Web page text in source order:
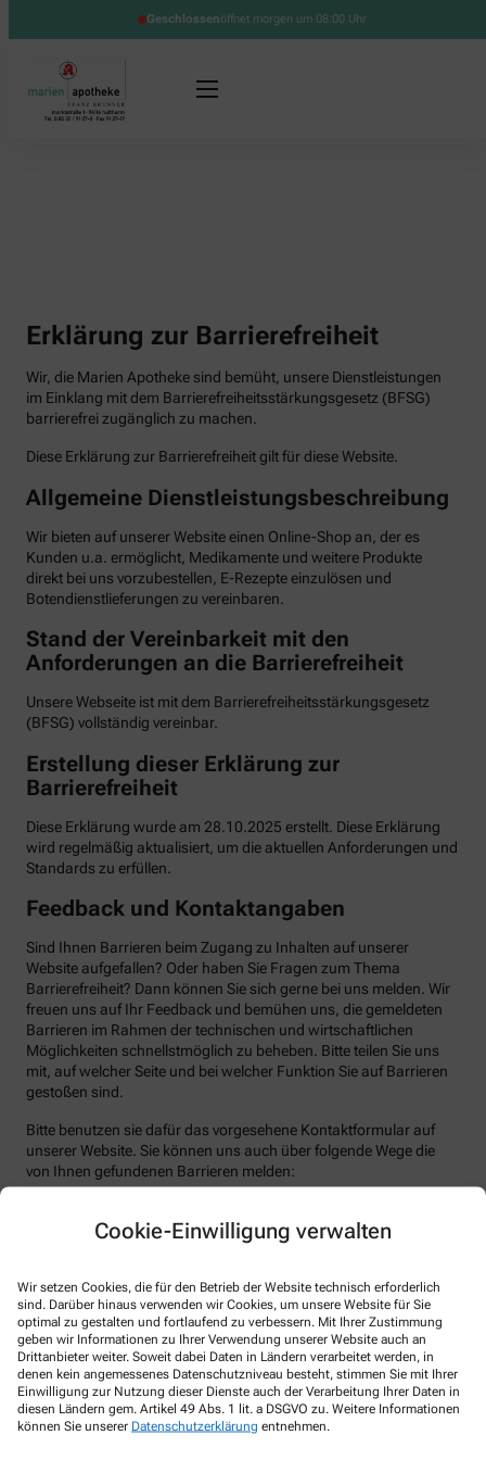
Cookie-Einwilligung verwalten
Wir setzen Cookies, die für den Betrieb der Website technisch erforderlich
sind. Darüber hinaus verwenden wir Cookies, um unsere Website für Sie
optimal zu gestalten und fortlaufend zu verbessern. Mit Ihrer Zustimmung
geben wir Informationen zu Ihrer Verwendung unserer Website auch an
Drittanbieter weiter. Soweit dabei Daten in Ländern verarbeitet werden, in
denen kein angemessenes Datenschutzniveau besteht, stimmen Sie mit Ihrer
Einwilligung zur Nutzung dieser Dienste auch der Verarbeitung Ihrer Daten in
diesen Ländern gem. Artikel 49 Abs. 1 lit. a DSGVO zu. Weitere Informationen
können Sie unserer Datenschutzerklärung entnehmen.
Geschlossenöffnet morgen um 08:00 Uhr
Erklärung zur Barrierefreiheit
Wir, die Marien Apotheke sind bemüht, unsere Dienstleistungen
im Einklang mit dem Barrierefreiheitsstärkungsgesetz (BFSG)
barrierefrei zugänglich zu machen.
Diese Erklärung zur Barrierefreiheit gilt für diese Website.
Allgemeine Dienstleistungsbeschreibung
Wir bieten auf unserer Website einen Online-Shop an, der es
Kunden u.a. ermöglicht, Medikamente und weitere Produkte
direkt bei uns vorzubestellen, E-Rezepte einzulösen und
Botendienstlieferungen zu vereinbaren.
Stand der Vereinbarkeit mit den
Anforderungen an die Barrierefreiheit
Unsere Webseite ist mit dem Barrierefreiheitsstärkungsgesetz
(BFSG) vollständig vereinbar.
Erstellung dieser Erklärung zur
Barrierefreiheit
Diese Erklärung wurde am 28.10.2025 erstellt. Diese Erklärung
wird regelmäßig aktualisiert, um die aktuellen Anforderungen und
Standards zu erfüllen.
Feedback und Kontaktangaben
Sind Ihnen Barrieren beim Zugang zu Inhalten auf unserer
Website aufgefallen? Oder haben Sie Fragen zum Thema
Barrierefreiheit? Dann können Sie sich gerne bei uns melden. Wir
freuen uns auf Ihr Feedback und bemühen uns, die gemeldeten
Barrieren im Rahmen der technischen und wirtschaftlichen
Möglichkeiten schnellstmöglich zu beheben. Bitte teilen Sie uns
mit, auf welcher Seite und bei welcher Funktion Sie auf Barrieren
gestoßen sind.
Bitte benutzen sie dafür das vorgesehene Kontaktformular auf
unserer Website. Sie können uns auch über folgende Wege die
von Ihnen gefundenen Barrieren melden:
Telefon: +49-8505-91270
Postanschrift: Marktstraße 1 94116 Hutthurm
Durchsetzungsverfahren und
Marktüberwachungsbehörde
Sollten Sie auf Mitteilungen oder Anfragen zur Barrierefreiheit
keine zufriedenstellenden Antworten erhalten, können Sie sich an